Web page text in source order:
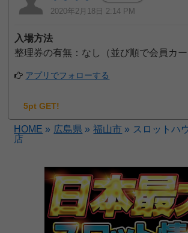
2020年2月18日 2:14 PM
入場方法
整理券の有無：なし（並び順で会員カー
アプリでフォローする
5pt GET!
HOME » 広島県 » 福山市 » スロットハ
店